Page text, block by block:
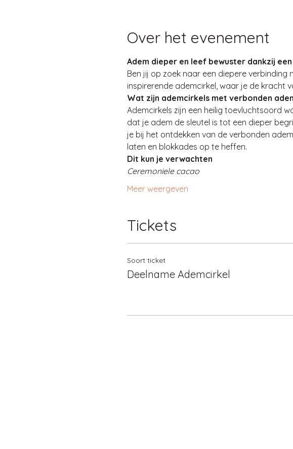
Over het evenement
Adem dieper en leef bewuster dankzij
Ben jij op zoek naar een diepere verbinding
inspirerende ademcirkel, waar je de kracht
Wat zijn ademcirkels met verbonden
Ademcirkels zijn een heilig toevluchtsoord
dat je adem de sleutel is tot een dieper
je bij het ontdekken van de verbonden
laten en blokkades op te heffen.
Dit kun je verwachten
Ceremoniele cacao
Meer weergeven
Tickets
Soort ticket
Deelname Ademcirkel